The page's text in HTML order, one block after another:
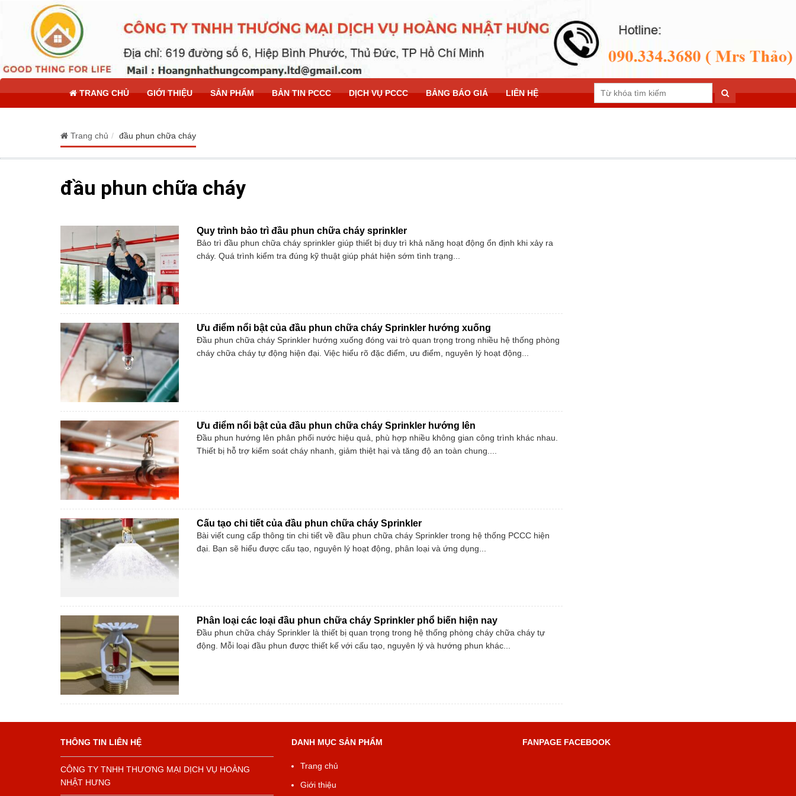
TRANG CHỦ GIỚI THIỆU SẢN PHẨM BẢN TIN PCCC DỊCH VỤ PCCC BẢNG BÁO GIÁ LIÊN HỆ
Trang chủ đầu phun chữa cháy
đầu phun chữa cháy
Quy trình bảo trì đầu phun chữa cháy sprinkler
Bảo trì đầu phun chữa cháy sprinkler giúp thiết bị duy trì khả năng hoạt động ổn định khi xảy ra
cháy. Quá trình kiểm tra đúng kỹ thuật giúp phát hiện sớm tình trạng...
Ưu điểm nổi bật của đầu phun chữa cháy Sprinkler hướng xuống
Đầu phun chữa cháy Sprinkler hướng xuống đóng vai trò quan trọng trong nhiều hệ thống phòng
cháy chữa cháy tự động hiện đại. Việc hiểu rõ đặc điểm, ưu điểm, nguyên lý hoạt động...
Ưu điểm nổi bật của đầu phun chữa cháy Sprinkler hướng lên
Đầu phun hướng lên phân phối nước hiệu quả, phù hợp nhiều không gian công trình khác nhau.
Thiết bị hỗ trợ kiểm soát cháy nhanh, giảm thiệt hại và tăng độ an toàn chung....
Cấu tạo chi tiết của đầu phun chữa cháy Sprinkler
Bài viết cung cấp thông tin chi tiết về đầu phun chữa cháy Sprinkler trong hệ thống PCCC hiện
đại. Bạn sẽ hiểu được cấu tạo, nguyên lý hoạt động, phân loại và ứng dụng...
Phân loại các loại đầu phun chữa cháy Sprinkler phổ biến hiện nay
Đầu phun chữa cháy Sprinkler là thiết bị quan trọng trong hệ thống phòng cháy chữa cháy tự
động. Mỗi loại đầu phun được thiết kế với cấu tạo, nguyên lý và hướng phun khác...
THÔNG TIN LIÊN HỆ
CÔNG TY TNHH THƯƠNG MẠI DỊCH VỤ HOÀNG
NHẬT HƯNG
DANH MỤC SẢN PHẨM
Trang chủ
Giới thiệu
FANPAGE FACEBOOK